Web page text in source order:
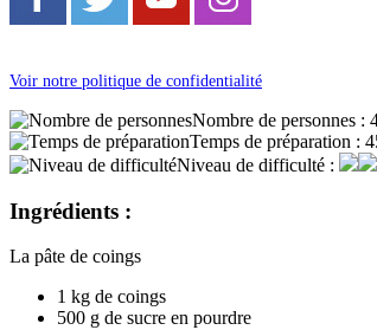
Voir notre politique de confidentialité
Nombre de personnes :
Temps de préparation :
Niveau de difficulté :
Ingrédients :
La pâte de coings
1 kg de coings
500 g de sucre en pourdre